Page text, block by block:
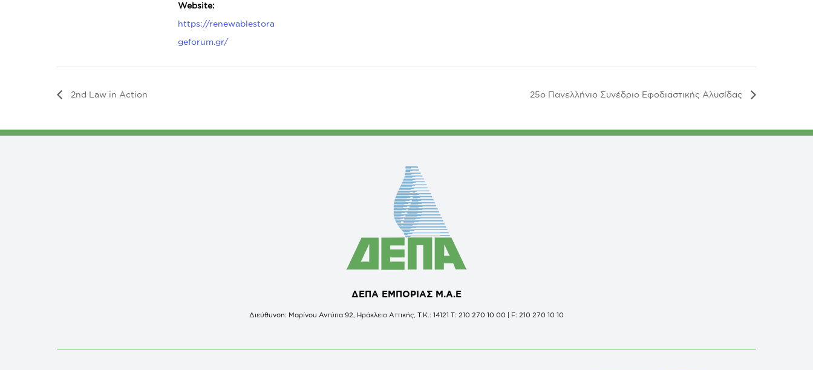
Website:
https://renewablestora
geforum.gr/
2nd Law in Action 25ο Πανελλήνιο Συνέδριο Εφοδιαστικής Αλυσίδας
ΔΕΠΑ ΕΜΠΟΡΙΑΣ Μ.Α.Ε
Διεύθυνση: Μαρίνου Αντύπα 92, Ηράκλειο Αττικής, Τ.Κ.: 14121 Τ: 210 270 10 00 | F: 210 270 10 10